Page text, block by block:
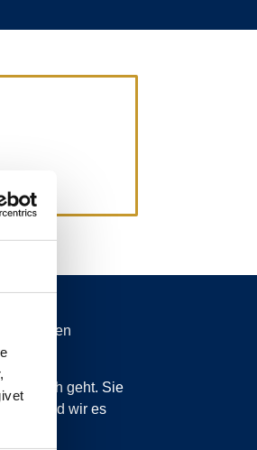
Minuten
vor sich geht. Sie
sind wir es